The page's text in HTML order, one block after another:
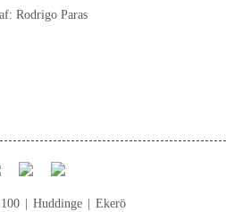
Rodrigo Paras
Huddinge Ekerö